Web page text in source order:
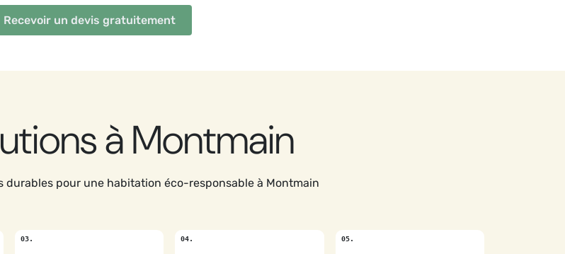
Recevoir un devis gratuitement
à Montmain
durables pour une habitation éco-responsable à Montmain